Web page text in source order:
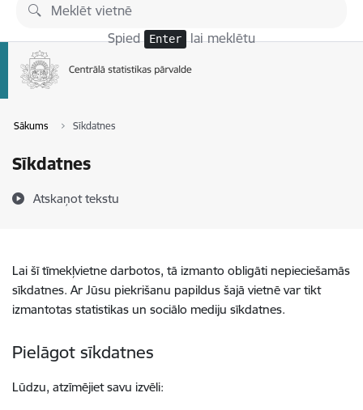
Pāriet uz lapas saturu
Spied Enter lai meklētu
Sākums Sīkdatnes
Sīkdatnes
Atskaņot tekstu
Lai šī tīmekļvietne darbotos, tā izmanto obligāti nepieciešamās
sīkdatnes. Ar Jūsu piekrišanu papildus šajā vietnē var tikt
izmantotas statistikas un sociālo mediju sīkdatnes.
Pielāgot sīkdatnes
Lūdzu, atzīmējiet savu izvēli: